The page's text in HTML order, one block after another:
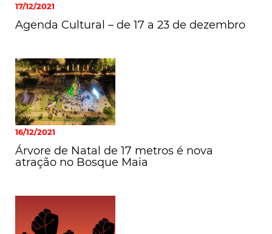
17/12/2021
Agenda Cultural – de 17 a 23 de dezembro
16/12/2021
Árvore de Natal de 17 metros é nova
atração no Bosque Maia